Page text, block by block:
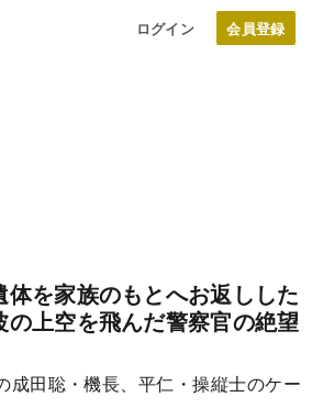
ログイン
を家族のもとへお返しした
の上空を飛んだ警察官の絶望
田聡・機長、平仁・操縦士のケー